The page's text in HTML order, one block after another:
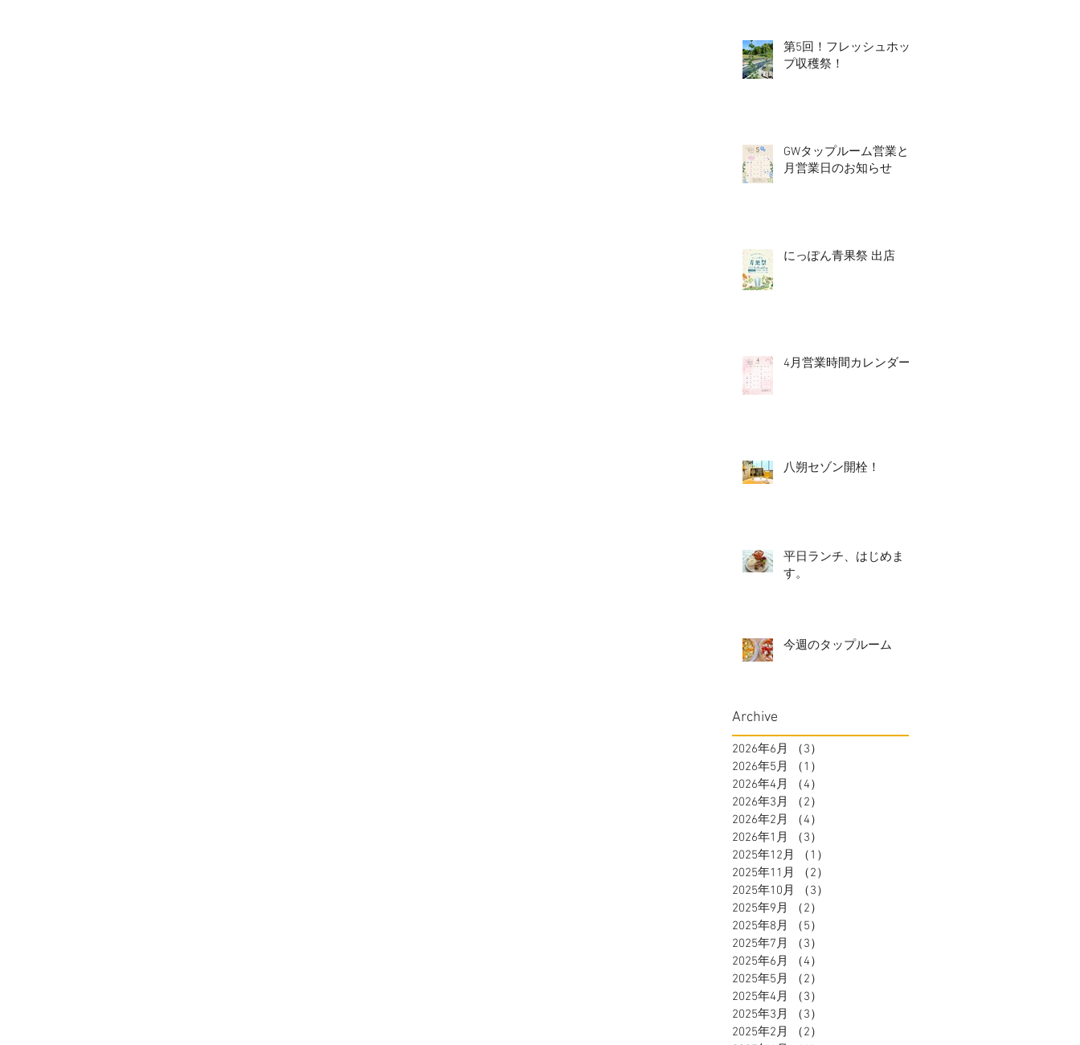
第5回！フレッシュホッ
プ収穫祭！
GWタップルーム営業と5
月営業日のお知らせ
にっぽん青果祭 出店
4月営業時間カレンダー
八朔セゾン開栓！
平日ランチ、はじめま
す。
今週のタップルーム
Archive
2026年6月 （3）
2026年5月
（1）
2026年4月
（4）
2026年3月
（2）
2026年2月
（4）
2026年1月
（3）
2025年12月
（1）
2025年11月
（2）
2025年10月
（3）
2025年9月
（2）
2025年8月
（5）
2025年7月
（3）
2025年6月
（4）
2025年5月
（2）
2025年4月
（3）
2025年3月
（3）
2025年2月
（2）